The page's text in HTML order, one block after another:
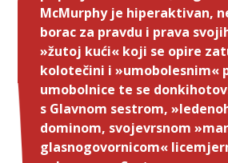
McMurphy je hiperaktivan,
borac za pravdu i prava
»žutoj kući« koji se opire
kolotečini i »umobolesnim«
umobolnice te se
s Glavnom sestrom,
dominom, svojevrsnom
glasnogovornicom«